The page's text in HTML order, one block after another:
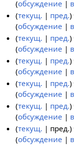
к
и
а
в
к
и
п
р
а
в
к
и
0
2
н
и
я
п
р
а
в
к
и
я
0
2
с
а
н
и
я
п
р
а
в
к
и
п
и
с
а
н
и
я
п
р
а
в
к
и
е
т
о
п
и
с
а
н
и
я
п
р
а
в
д
к
б
я
0
2
обсуждение
Н
е
т
о
п
и
с
а
н
и
я
п
р
текущ. пред.
обсуждение
Н
е
т
о
п
и
с
а
н
и
я
текущ. пред.
обсуждение
Н
е
т
о
п
и
с
а
н
текущ. пред.
обсуждение
Н
е
т
о
п
и
текущ. пред.
обсуждение
Н
е
т
о
текущ. пред.
обсуждение
Н
е
текущ. пред.
обсуждение